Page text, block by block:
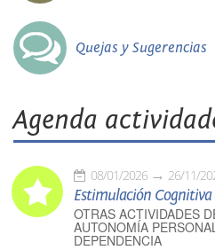
Quejas y Sugerencias
Agenda
08/01/2026 26/11/
Estimulación Cognitiva
OTRAS ACTIVIDADES
AUTONOMÍA
DEPENDENCIA